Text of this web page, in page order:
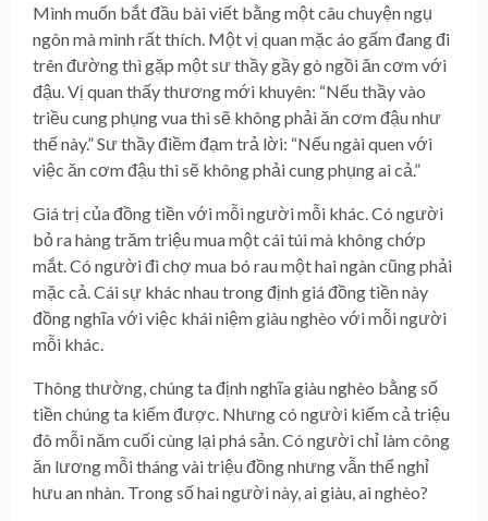
Mình muốn bắt đầu bài viết bằng một câu chuyện ngụ
ngôn mà mình rất thích. Một vị quan mặc áo gấm đang đi
trên đường thì gặp một sư thầy gầy gò ngồi ăn cơm với
đậu. Vị quan thấy thương mới khuyên: “Nếu thầy vào
triều cung phụng vua thì sẽ không phải ăn cơm đậu như
thế này.” Sư thầy điềm đạm trả lời: “Nếu ngài quen với
việc ăn cơm đậu thì sẽ không phải cung phụng ai cả.”
Giá trị của đồng tiền với mỗi người mỗi khác. Có người
bỏ ra hàng trăm triệu mua một cái túi mà không chớp
mắt. Có người đi chợ mua bó rau một hai ngàn cũng phải
mặc cả. Cái sự khác nhau trong định giá đồng tiền này
đồng nghĩa với việc khái niệm giàu nghèo với mỗi người
mỗi khác.
Thông thường, chúng ta định nghĩa giàu nghèo bằng số
tiền chúng ta kiếm được. Nhưng có người kiếm cả triệu
đô mỗi năm cuối cùng lại phá sản. Có người chỉ làm công
ăn lương mỗi tháng vài triệu đồng nhưng vẫn thể nghỉ
hưu an nhàn. Trong số hai người này, ai giàu, ai nghèo?